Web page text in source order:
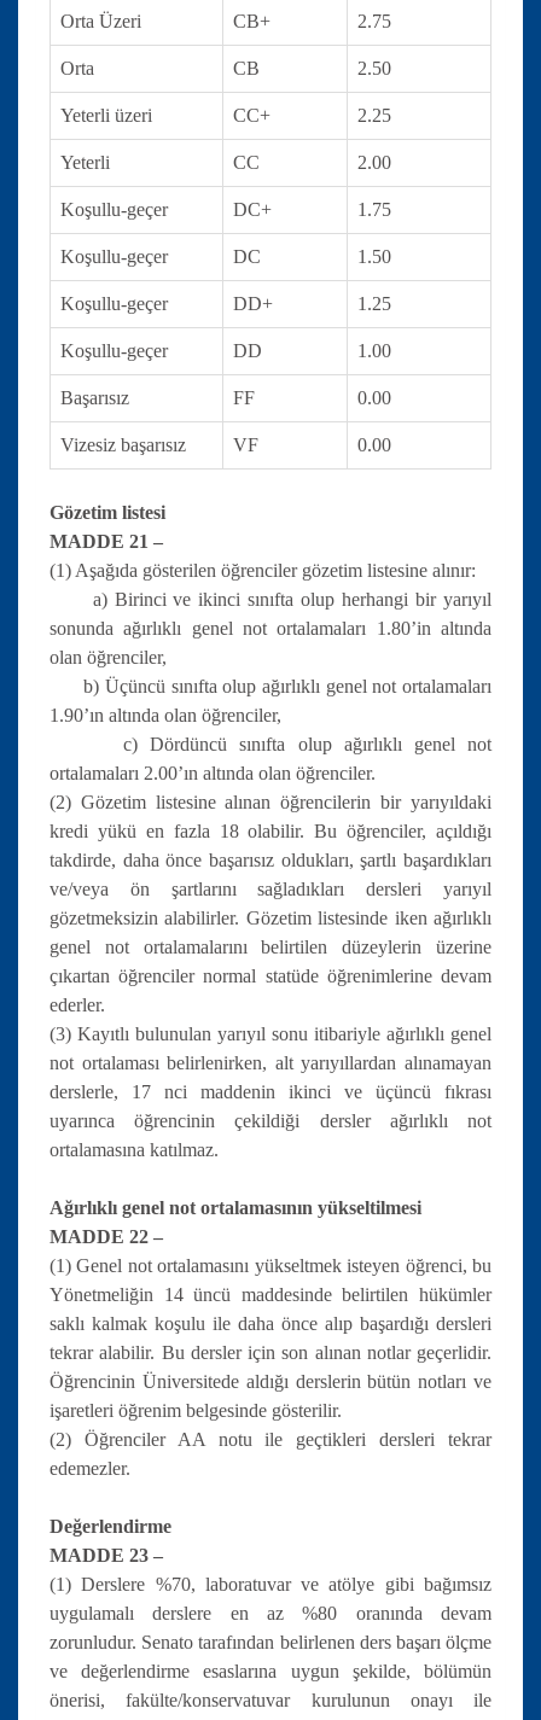
Orta Üzeri CB+ 2.75
Orta CB 2.50
Yeterli üzeri CC+ 2.25
Yeterli CC 2.00
Koşullu-geçer DC+ 1.75
Koşullu-geçer DC 1.50
Koşullu-geçer DD+ 1.25
Koşullu-geçer DD 1.00
Başarısız FF 0.00
Vizesiz başarısız VF 0.00
Gözetim listesi
MADDE 21 –
(1) Aşağıda gösterilen öğrenciler gözetim listesine alınır:
a) Birinci ve ikinci sınıfta olup herhangi bir yarıyıl
sonunda ağırlıklı genel not ortalamaları 1.80’in altında
olan öğrenciler,
b) Üçüncü sınıfta olup ağırlıklı genel not ortalamaları
1.90’ın altında olan öğrenciler,
c) Dördüncü sınıfta olup ağırlıklı genel not
ortalamaları 2.00’ın altında olan öğrenciler.
(2) Gözetim listesine alınan öğrencilerin bir yarıyıldaki
kredi yükü en fazla 18 olabilir. Bu öğrenciler, açıldığı
takdirde, daha önce başarısız oldukları, şartlı başardıkları
ve/veya ön şartlarını sağladıkları dersleri yarıyıl
gözetmeksizin alabilirler. Gözetim listesinde iken ağırlıklı
genel not ortalamalarını belirtilen düzeylerin üzerine
çıkartan öğrenciler normal statüde öğrenimlerine devam
ederler.
(3) Kayıtlı bulunulan yarıyıl sonu itibariyle ağırlıklı genel
not ortalaması belirlenirken, alt yarıyıllardan alınamayan
derslerle, 17 nci maddenin ikinci ve üçüncü fıkrası
uyarınca öğrencinin çekildiği dersler ağırlıklı not
ortalamasına katılmaz.
Ağırlıklı genel not ortalamasının yükseltilmesi
MADDE 22 –
(1) Genel not ortalamasını yükseltmek isteyen öğrenci, bu
Yönetmeliğin 14 üncü maddesinde belirtilen hükümler
saklı kalmak koşulu ile daha önce alıp başardığı dersleri
tekrar alabilir. Bu dersler için son alınan notlar geçerlidir.
Öğrencinin Üniversitede aldığı derslerin bütün notları ve
işaretleri öğrenim belgesinde gösterilir.
(2) Öğrenciler AA notu ile geçtikleri dersleri tekrar
edemezler.
Değerlendirme
MADDE 23 –
(1) Derslere %70, laboratuvar ve atölye gibi bağımsız
uygulamalı derslere en az %80 oranında devam
zorunludur. Senato tarafından belirlenen ders başarı ölçme
ve değerlendirme esaslarına uygun şekilde, bölümün
önerisi, fakülte/konservatuvar kurulunun onayı ile